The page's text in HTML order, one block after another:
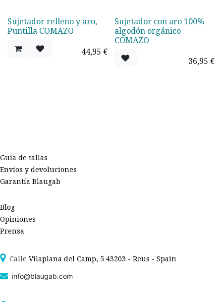
Sujetador relleno y aro,
Puntilla COMAZO
44,95 €
Sujetador con aro 100%
algodón orgánico
COMAZO
36,95 €
Guía de tallas
Envíos y devoluciones
Garantía Blaugab
Blog
Opiniones
Prensa
Calle Vilaplana del Camp, 5 43203 - Reus - Spain
info@blaugab.com